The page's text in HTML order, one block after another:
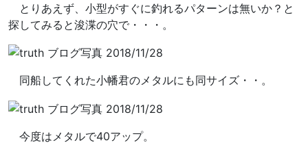
とりあえず、小型がすぐに釣れるパターンは無いか？と
探してみると浚渫の穴で・・・。
同船してくれた小幡君のメタルにも同サイズ・・。
今度はメタルで40アップ。